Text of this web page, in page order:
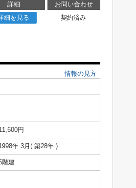
詳細
お問い合わせ
細を見る
契約済み
情報の見方
円
年 3月( 築28年 )
階建